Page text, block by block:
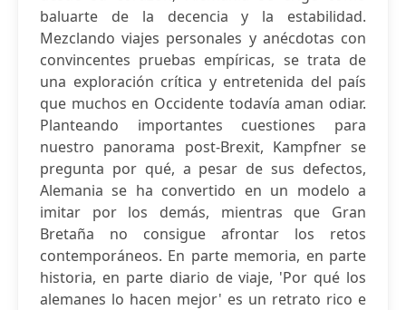
baluarte de la decencia y la estabilidad.
Mezclando viajes personales y anécdotas con
convincentes pruebas empíricas, se trata de
una exploración crítica y entretenida del país
que muchos en Occidente todavía aman odiar.
Planteando importantes cuestiones para
nuestro panorama post-Brexit, Kampfner se
pregunta por qué, a pesar de sus defectos,
Alemania se ha convertido en un modelo a
imitar por los demás, mientras que Gran
Bretaña no consigue afrontar los retos
contemporáneos. En parte memoria, en parte
historia, en parte diario de viaje, 'Por qué los
alemanes lo hacen mejor' es un retrato rico e